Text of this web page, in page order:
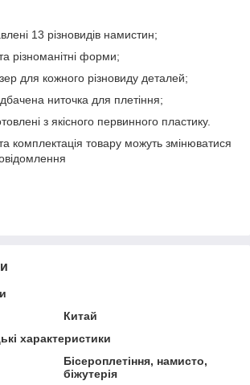
13 різновидів намистин;
різноманітні форми;
для кожного різновиду деталей;
ниточка для плетіння;
з якісного первинного пластику.
комплектація товару можуть змінюватися
Китай
характеристики
Бісероплетіння, намисто,
біжутерія